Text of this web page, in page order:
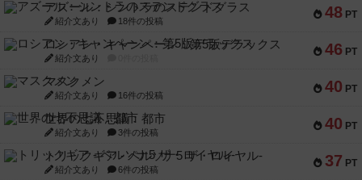
48 PT
アズール：シントラのステンドグラス
紹介文あり 18件の投稿
46 PT
ロシアン・キャンペーン：第5版デラックス
紹介文あり
40 PT
マスクメン
紹介文あり 16件の投稿
40 PT
世界の七不思議：都市
紹介文あり 3件の投稿
37 PT
トリックギア - ペルソナ5 ザ・ロイヤル-
紹介文あり 6件の投稿